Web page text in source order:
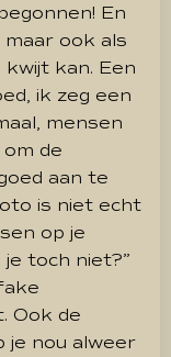
En
ook als
kan. Een
ik zeg een
mensen
de
aan te
is niet echt
op je
toch niet?”
Ook de
je nou alweer